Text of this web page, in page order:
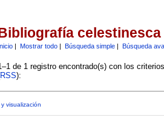
celestinesca
| Mostrar todo| Búsqueda simple| Búsqueda
de 1 registro encontrado(s) con los
RSS):
visualización